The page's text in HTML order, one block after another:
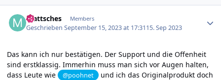
mattsches Members
GeschriebenSeptember 15, 2023 at 17:3115. Sep 2023
Das kann ich nur bestätigen. Der Support und die Offenheit
sind erstklassig. Immerhin muss man sich vor Augen halten,
dass Leute wie
@poohnet
und ich das Originalprodukt doch